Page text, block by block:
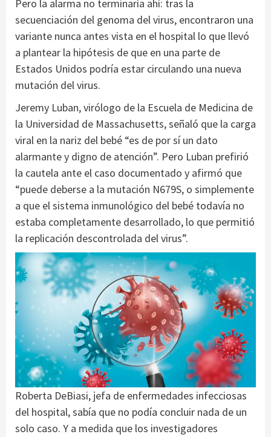
Pero la alarma no terminaría ahí: tras la
secuenciación del genoma del virus, encontraron una
variante nunca antes vista en el hospital lo que llevó
a plantear la hipótesis de que en una parte de
Estados Unidos podría estar circulando una nueva
mutación del virus.
Jeremy Luban, virólogo de la Escuela de Medicina de
la Universidad de Massachusetts, señaló que la carga
viral en la nariz del bebé “es de por sí un dato
alarmante y digno de atención”. Pero Luban prefirió
la cautela ante el caso documentado y afirmó que
“puede deberse a la mutación N679S, o simplemente
a que el sistema inmunológico del bebé todavía no
estaba completamente desarrollado, lo que permitió
la replicación descontrolada del virus”.
Roberta DeBiasi, jefa de enfermedades infecciosas
del hospital, sabía que no podía concluir nada de un
solo caso. Y a medida que los investigadores